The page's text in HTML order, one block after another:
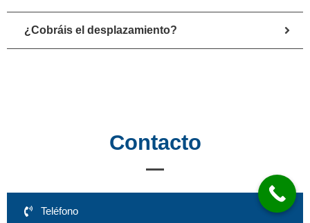
¿Cobráis el desplazamiento?
Contacto
Teléfono